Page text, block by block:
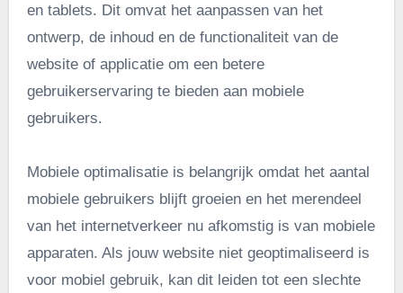
en tablets. Dit omvat het aanpassen van het
ontwerp, de inhoud en de functionaliteit van de
website of applicatie om een betere
gebruikerservaring te bieden aan mobiele
gebruikers.
Mobiele optimalisatie is belangrijk omdat het aantal
mobiele gebruikers blijft groeien en het merendeel
van het internetverkeer nu afkomstig is van mobiele
apparaten. Als jouw website niet geoptimaliseerd is
voor mobiel gebruik, kan dit leiden tot een slechte